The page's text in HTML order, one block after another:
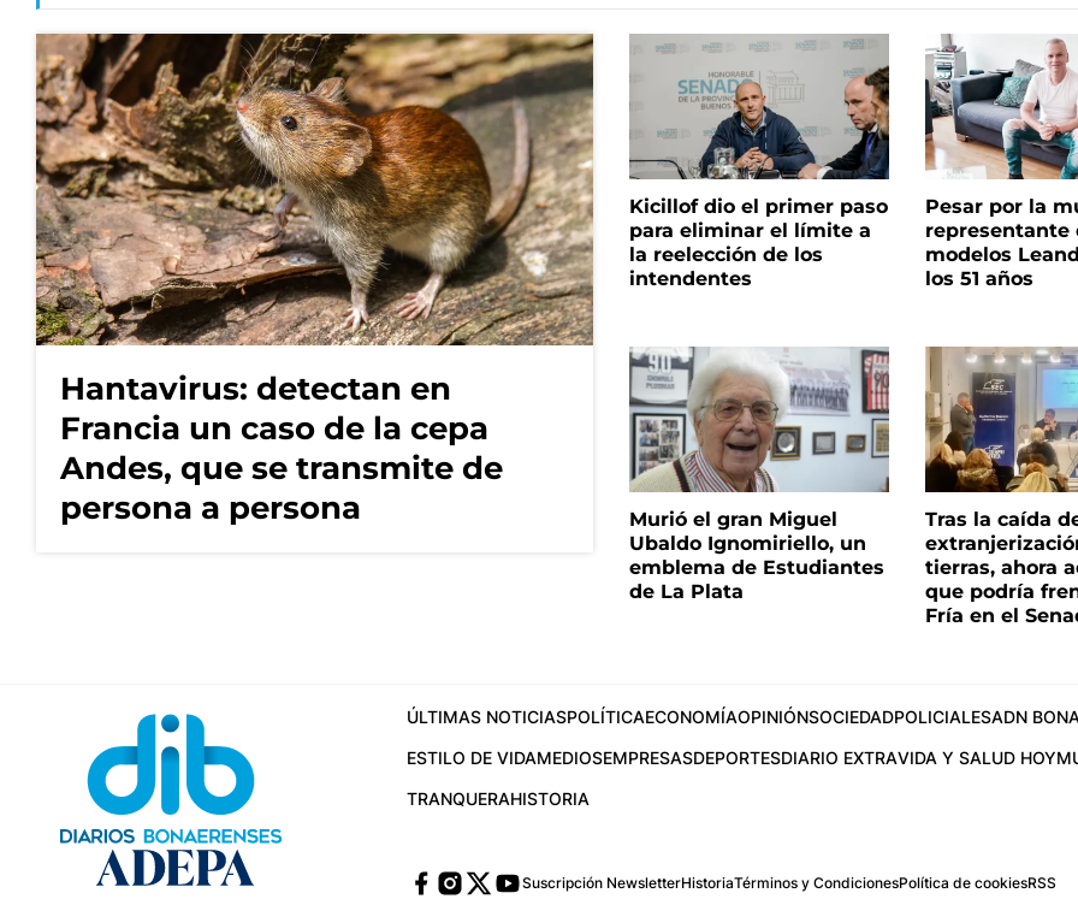
Hantavirus: detectan en
Francia un caso de la cepa
Andes, que se transmite de
persona a persona
Kicillof dio el primer paso
para eliminar el límite a
la reelección de los
intendentes
Pesar por la
representante
modelos
los 51 años
Murió el gran Miguel
Ubaldo Ignomiriello, un
emblema de Estudiantes
de La Plata
Tras la caída
tierras, ahora
que podría
Fría en el
ÚLTIMAS NOTICIASPOLÍTICAECONOMÍAOPINIÓNSOCIEDADPOLICIALESADN
ESTILO DE VIDAMEDIOSEMPRESASDEPORTESDIARIO EXTRAVIDA Y SALUD HOY
TRANQUERAHISTORIA
Suscripción NewsletterHistoriaTérminos y CondicionesPolítica de cookiesRSS